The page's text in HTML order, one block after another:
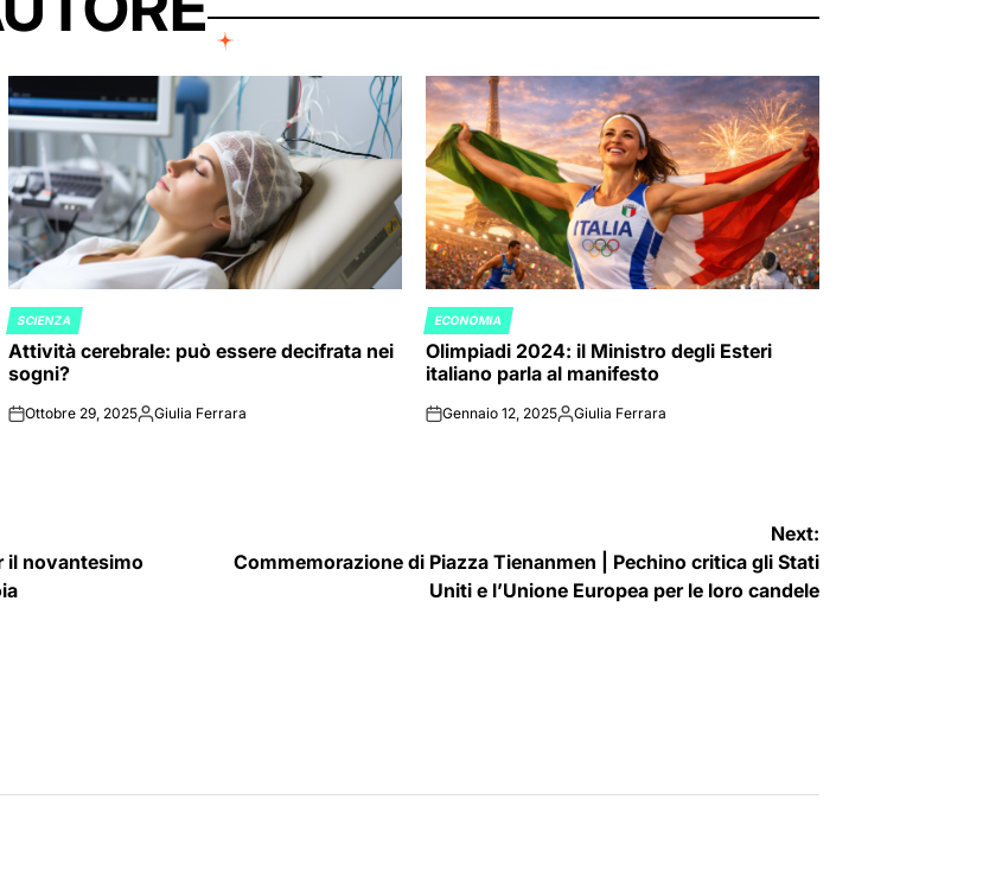
POSTED
IN
SCIENZA
Attività cerebrale: può essere decifrata nei
sogni?
onOttobre 29, 2025Posted
Giulia Ferrara
POSTED
IN
ECONOMIA
Olimpiadi 2024: il Ministro degli Esteri
italiano parla al manifesto
onGennaio 12, 2025Posted
Giulia Ferrara
il novantesimo
Next:
Commemorazione di Piazza Tienanmen | Pechino critica gli Stati
Uniti e l’Unione Europea per le loro candele